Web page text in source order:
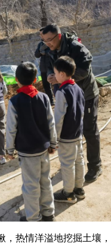
热情洋溢地挖掘土壤